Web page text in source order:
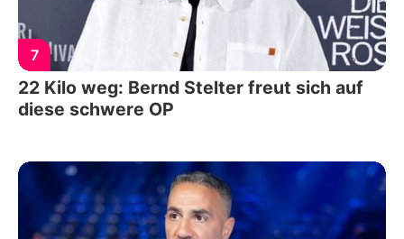
7
22 Kilo weg: Bernd Stelter freut sich auf
diese schwere OP